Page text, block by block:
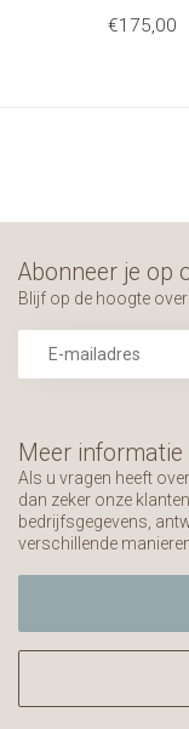
€175,00
Meer informatie
Als u vragen heeft
dan zeker onze
bedrijfsgegevens,
verschillende
Abonneer je op
Blijf op de hoogte